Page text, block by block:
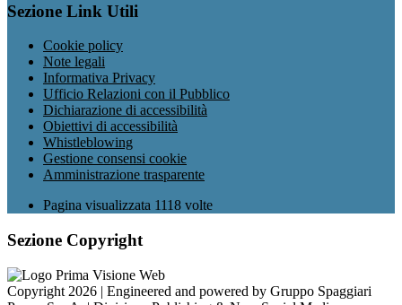
Sezione Link Utili
Cookie policy
Note legali
Informativa Privacy
Ufficio Relazioni con il Pubblico
Dichiarazione di accessibilità
Obiettivi di accessibilità
Whistleblowing
Gestione consensi cookie
Amministrazione trasparente
Pagina visualizzata 1118 volte
Sezione Copyright
Copyright 2026 | Engineered and powered by Gruppo Spaggiari